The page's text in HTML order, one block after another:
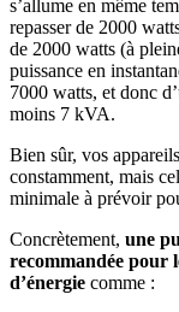
s’allume en même
repasser de 2000
de 2000 watts (à
puissance en
7000 watts, et donc
moins 7 kVA.
Bien sûr, vos
constamment, mais
minimale à prévoir
Concrètement, une
recommandée pour
d’énergie comme :